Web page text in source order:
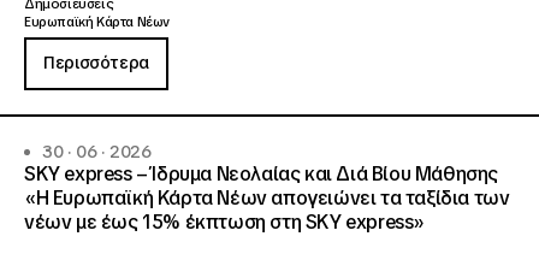
Δημοσιεύσεις
Ευρωπαϊκή Κάρτα Νέων
Περισσότερα
30 · 06 · 2026
SKY express – Ίδρυμα Νεολαίας και Διά Βίου Μάθησης
«Η Ευρωπαϊκή Κάρτα Νέων απογειώνει τα ταξίδια των
νέων με έως 15% έκπτωση στη SKY express»